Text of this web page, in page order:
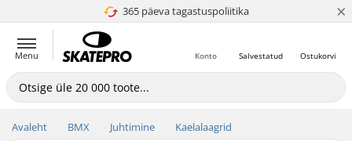
365 päeva tagastuspoliitika
4.8 paljaks 5 ×
Menu Ostukorvi
Salvestatud
Konto
Avaleht BMX Juhtimine Kaelalaagrid